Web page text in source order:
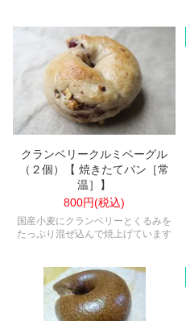
クランベリークルミベーグル
（２個）【 焼きたてパン［常
温］】
800円(税込)
国産小麦にクランベリーとくるみを
たっぷり混ぜ込んで焼上げています